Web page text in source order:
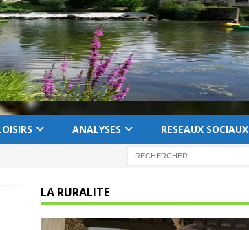
ANALYSES RESEAUX SOCIAUX
LA RURALITE